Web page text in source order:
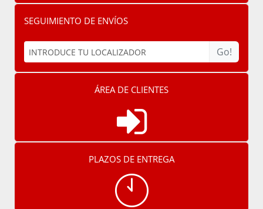
SEGUIMIENTO DE ENVÍOS
Go!
ÁREA DE CLIENTES
PLAZOS DE ENTREGA